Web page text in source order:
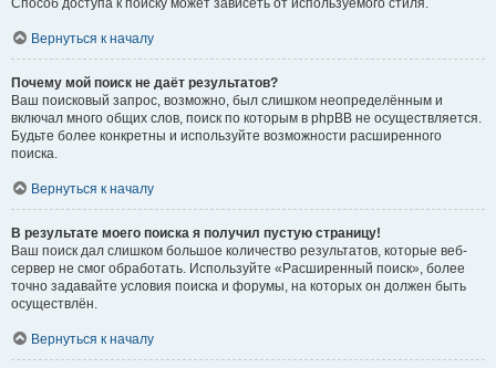
Способ доступа к поиску может зависеть от используемого стиля.
Вернуться к началу
Почему мой поиск не даёт результатов?
Ваш поисковый запрос, возможно, был слишком неопределённым и
включал много общих слов, поиск по которым в phpBB не осуществляется.
Будьте более конкретны и используйте возможности расширенного
поиска.
Вернуться к началу
В результате моего поиска я получил пустую страницу!
Ваш поиск дал слишком большое количество результатов, которые веб-
сервер не смог обработать. Используйте «Расширенный поиск», более
точно задавайте условия поиска и форумы, на которых он должен быть
осуществлён.
Вернуться к началу